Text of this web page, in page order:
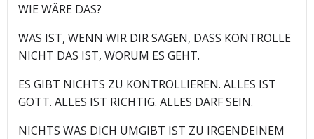
WIE WÄRE DAS?
WAS IST, WENN WIR DIR SAGEN, DASS KONTROLLE
NICHT DAS IST, WORUM ES GEHT.
ES GIBT NICHTS ZU KONTROLLIEREN. ALLES IST
GOTT. ALLES IST RICHTIG. ALLES DARF SEIN.
NICHTS WAS DICH UMGIBT IST ZU IRGENDEINEM